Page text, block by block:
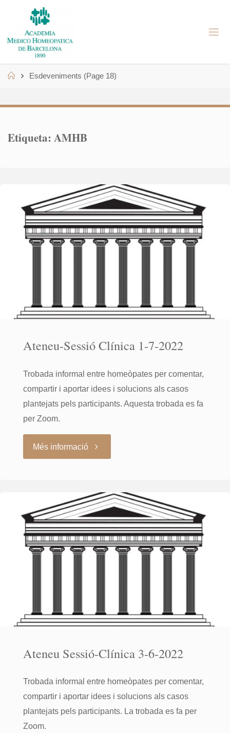
content
B
HomeEsdeveniments (Page 18)
Etiqueta:AMHB
Ateneu-Sessió Clínica 1-7-2022
Trobada informal entre homeòpates per comentar,
compartir i aportar idees i solucions als casos
plantejats pels participants. Aquesta trobada es fa
per Zoom.
Més informació"Ateneu-
Clínica
1-
7-
Ateneu Sessió-Clínica 3-6-2022
Trobada informal entre homeòpates per comentar,
compartir i aportar idees i solucions als casos
plantejats pels participants. La trobada es fa per
Zoom.